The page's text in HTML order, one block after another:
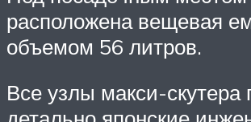
расположена вещевая
объемом 56 литров.
Все узлы макси-скутера